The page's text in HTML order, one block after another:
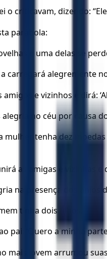
o criticavam, dizendo:
parábola:
e uma delas se
a carregará alegremente
amigos e vizinhos e dirá:
alegria no céu por causa
mulher tenha dez
as amigas e vizinhas
na presença dos
tinha dois filhos.
pai: ‘Quero a minha
mais jovem arrumou